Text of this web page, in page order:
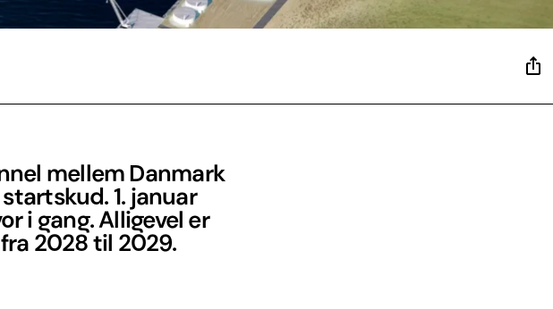
mellem Danmark
1. januar
i gang. Alligevel er
2028 til 2029.